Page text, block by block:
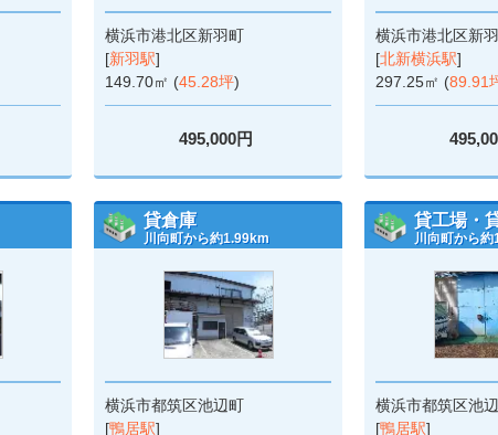
横浜市港北区新羽町
[新羽駅]
149.70㎡ (45.28坪)
495,000円
横浜市港北区新
[北新横浜駅]
297.25㎡ (89.91
貸倉庫
川向町から約1.99km
横浜市都筑区池辺町
[鴨居駅]
貸工場・
川向町から
横浜市都筑区池
[鴨居駅]